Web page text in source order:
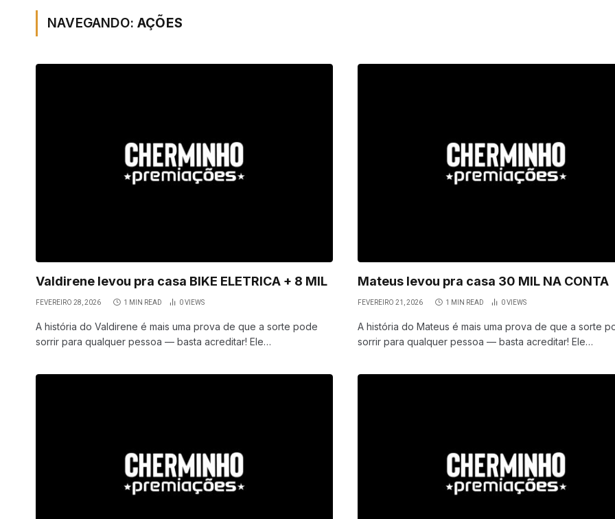
NAVEGANDO:AÇÕES
Valdirene levou pra casa BIKE ELETRICA + 8 MIL
FEVEREIRO 28, 2026 1 MIN READ 0VIEWS
A história do Valdirene é mais uma prova de que a sorte pode
sorrir para qualquer pessoa — basta acreditar! Ele…
Mateus levou pra casa 30 MIL NA CONTA
FEVEREIRO 21, 2026 1 MIN READ 0VIEWS
A história do Mateus é mais uma prova de que a sorte
sorrir para qualquer pessoa — basta acreditar! Ele…